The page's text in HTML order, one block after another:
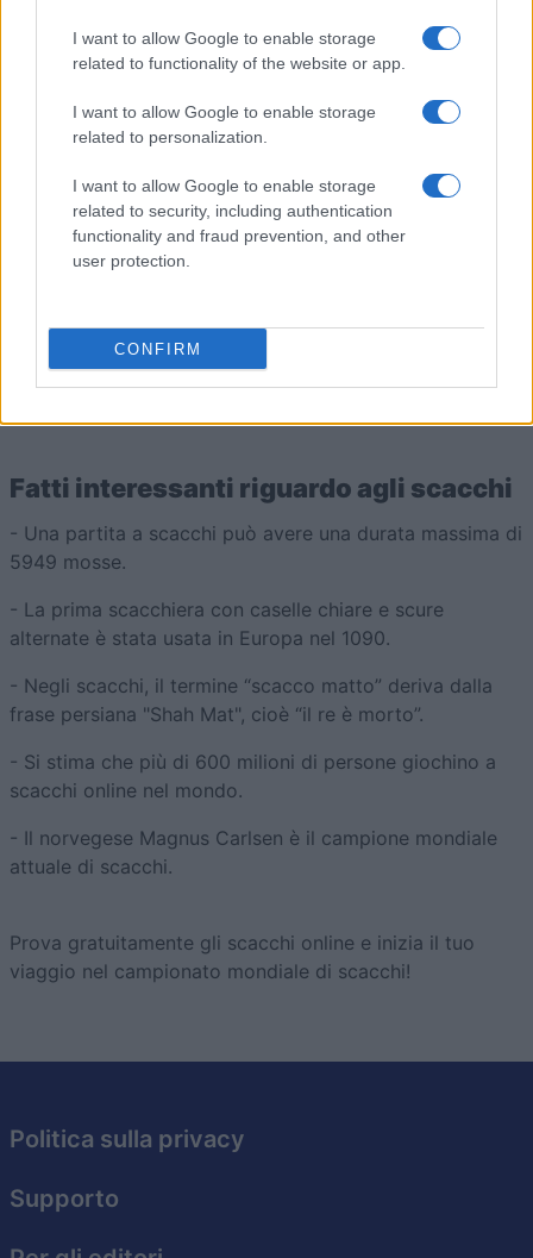
I want to allow Google to enable storage
related to functionality of the website or app.
I want to allow Google to enable storage
related to personalization.
I want to allow Google to enable storage
related to security, including authentication
functionality and fraud prevention, and other
user protection.
CONFIRM
stesso modo ma in orizzontale e verticale lungo la
scacchiera. Negli scacchi, le regine (il pezzo più
importante) possono spostarsi in qualsiasi direzione per
un numero illimitato di caselle. I re si spostano in
Negli scacchi, quando il re è minacciato, è in “scacco”. Il
giocatore il cui re è in pericolo deve sfruttare la mossa
Se nessuna di queste opzioni fosse possibile, la partita
termina con uno “scacco matto”: il re non può evitare
Fatti interessanti riguardo agli scacchi
- Una partita a scacchi può avere una durata massima di
5949 mosse.
- La prima scacchiera con caselle chiare e scure
alternate è stata usata in Europa nel 1090.
- Negli scacchi, il termine “scacco matto” deriva dalla
frase persiana "Shah Mat", cioè “il re è morto”.
- Si stima che più di 600 milioni di persone giochino a
scacchi online nel mondo.
- Il norvegese Magnus Carlsen è il campione mondiale
attuale di scacchi.
Prova gratuitamente gli scacchi online e inizia il tuo
viaggio nel campionato mondiale di scacchi!
Politica sulla privacy
Supporto